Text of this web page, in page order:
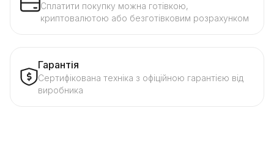
Сплатити покупку можна готівкою,
криптовалютою або безготівковим розрахунком
Гарантія
Сертифікована техніка з офіційною гарантією від
виробника